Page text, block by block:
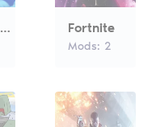
Genshin Impact Fortnite
Mods: 2